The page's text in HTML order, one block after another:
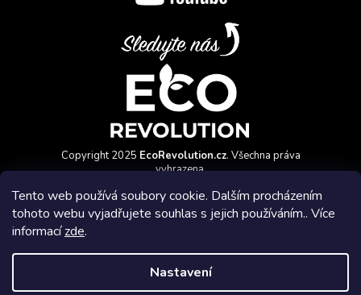
Tento web používá soubory cookie. Dalším procházením
tohoto webu vyjadřujete souhlas s jejich používáním.. Více
informacízde.
Nastavení
Copyright 2025 EcoRevolution.cz. Všechna práva
vyhrazena.